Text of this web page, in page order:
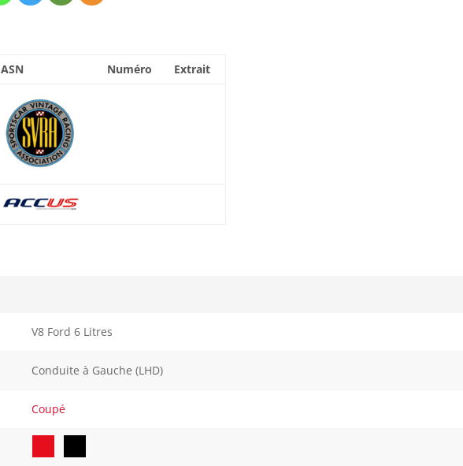
ASN Numéro Extrait
V8 Ford 6 Litres
Conduite à Gauche (LHD)
Coupé